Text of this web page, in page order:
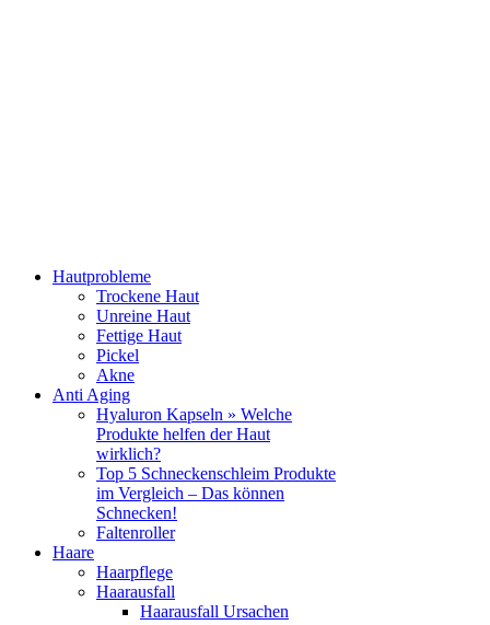
Hautprobleme
Trockene Haut
Unreine Haut
Fettige Haut
Pickel
Akne
Anti Aging
Hyaluron Kapseln » Welche
Produkte helfen der Haut
wirklich?
Top 5 Schneckenschleim Produkte
im Vergleich – Das können
Schnecken!
Faltenroller
Haare
Haarpflege
Haarausfall
Haarausfall Ursachen